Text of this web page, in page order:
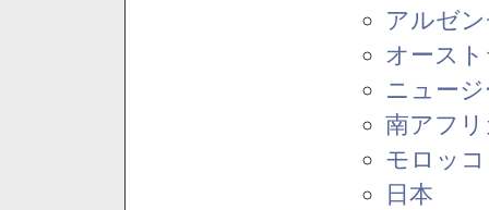
アルゼ
オース
ニュー
南アフ
モロッコ
日本